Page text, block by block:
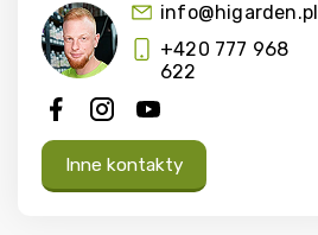
info@higarden.pl
+420 777 968
622
Inne kontakty